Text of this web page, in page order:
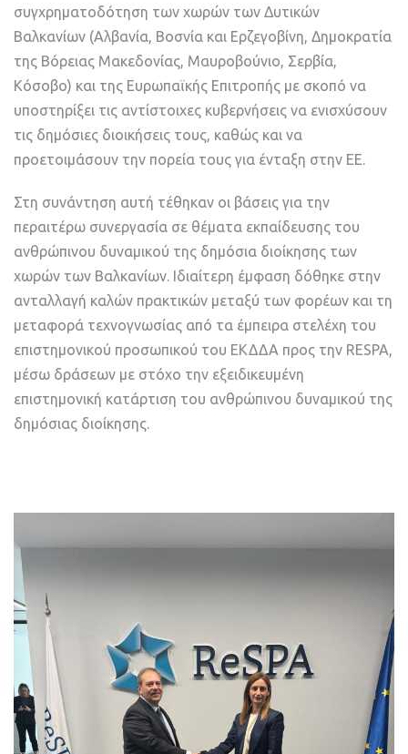
συγχρηματοδότηση των χωρών των Δυτικών
Βαλκανίων (Αλβανία, Βοσνία και Ερζεγοβίνη, Δημοκρατία
της Βόρειας Μακεδονίας, Μαυροβούνιο, Σερβία,
Κόσοβο) και της Ευρωπαϊκής Επιτροπής με σκοπό να
υποστηρίξει τις αντίστοιχες κυβερνήσεις να ενισχύσουν
τις δημόσιες διοικήσεις τους, καθώς και να
προετοιμάσουν την πορεία τους για ένταξη στην ΕΕ.
Στη συνάντηση αυτή τέθηκαν οι βάσεις για την
περαιτέρω συνεργασία σε θέματα εκπαίδευσης του
ανθρώπινου δυναμικού της δημόσια διοίκησης των
χωρών των Βαλκανίων. Ιδιαίτερη έμφαση δόθηκε στην
ανταλλαγή καλών πρακτικών μεταξύ των φορέων και τη
μεταφορά τεχνογνωσίας από τα έμπειρα στελέχη του
επιστημονικού προσωπικού του ΕΚΔΔΑ προς την RESPA,
μέσω δράσεων με στόχο την εξειδικευμένη
επιστημονική κατάρτιση του ανθρώπινου δυναμικού της
δημόσιας διοίκησης.